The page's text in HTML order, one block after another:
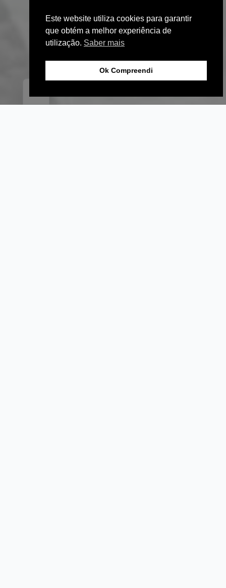
Este website utiliza cookies para garantir
que obtém a melhor experiência de
utilização. Saber mais
Ok Compreendi